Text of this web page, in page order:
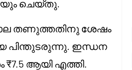
ചെയ്തു.
തണുത്തതിനു ശേഷം
പിന്തുടരുന്നു. ഇന്ധന
₹7.5 ആയി എത്തി.